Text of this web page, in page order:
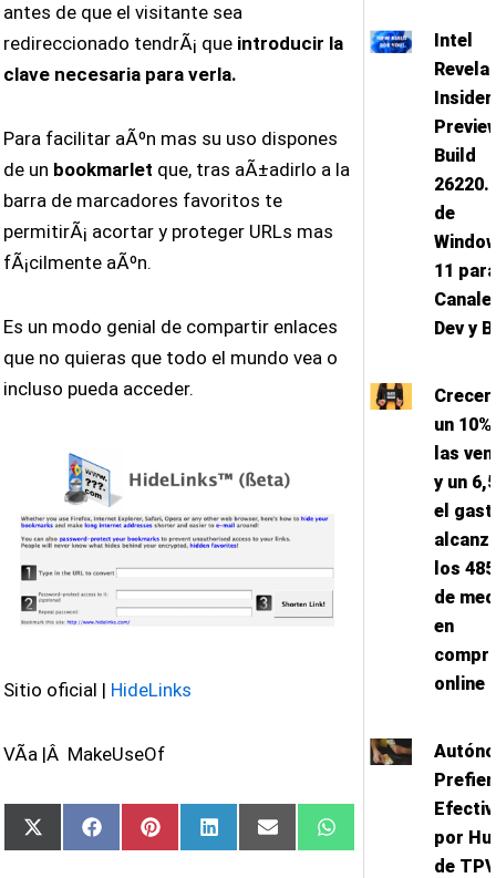
antes de que el visitante sea
redireccionado tendrÃ¡ que introducir la
clave necesaria para verla.
Para facilitar aÃºn mas su uso dispones
de un bookmarlet que, tras aÃ±adirlo a la
barra de marcadores favoritos te
permitirÃ¡ acortar y proteger URLs mas
fÃ¡cilmente aÃºn.
Es un modo genial de compartir enlaces
que no quieras que todo el mundo vea o
incluso pueda acceder.
Sitio oficial | HideLinks
VÃ­a |Â MakeUseOf
Compartir
en
X
(Twitter)
Compartir
en
FacebookCompartir
en
PinterestCompartir
en
LinkedInCompartir
en
Email
Compartir
en
WhatsApp
Intel
Revela
Insider
Build
de
11 para
Dev y
un 10%
las
y un
el
los
de
en
online
por
de